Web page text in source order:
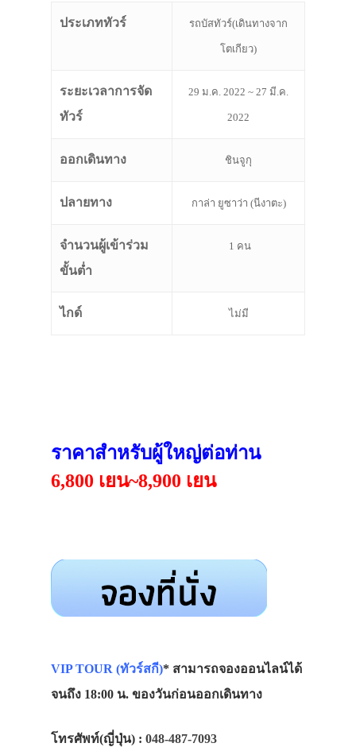
ประเภททัวร์ รถบัสทัวร์(เดินทางจาก
โตเกียว)
ระยะเวลาการจัด
ทัวร์
29 ม.ค. 2022 ~ 27 มี.ค.
2022
ออกเดินทาง ชินจูกุ
ปลายทาง กาล่า ยูซาว่า (นีงาตะ)
จำนวนผู้เข้าร่วม
ขั้นต่ำ
1 คน
ไกด์ ไม่มี
ราคาสำหรับผู้ใหญ่ต่อท่าน
6,800 เยน~8,900 เยน
VIP TOUR (ทัวร์สกี)* สามารถจองออนไลน์ได้
จนถึง 18:00 น. ของวันก่อนออกเดินทาง
โทรศัพท์(ญี่ปุ่น) : 048-487-7093